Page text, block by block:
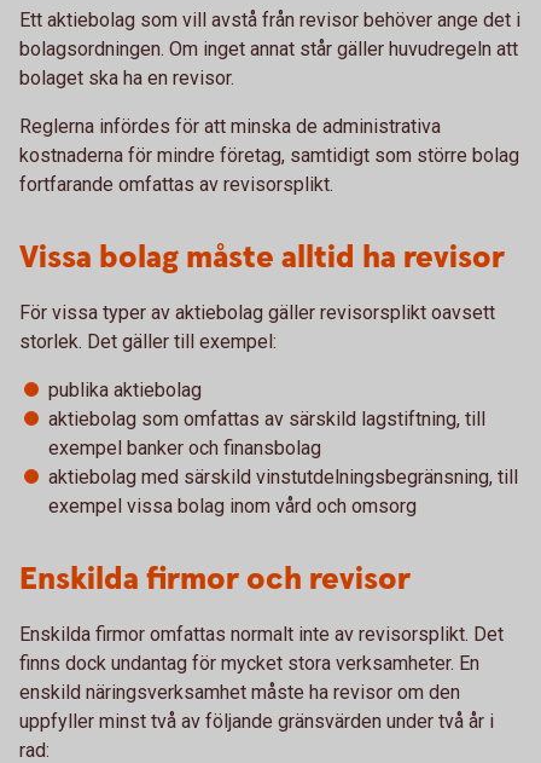
Ett aktiebolag som vill avstå från revisor behöver ange det i
bolagsordningen. Om inget annat står gäller huvudregeln att
bolaget ska ha en revisor.
Reglerna infördes för att minska de administrativa
kostnaderna för mindre företag, samtidigt som större bolag
fortfarande omfattas av revisorsplikt.
Vissa bolag måste alltid ha revisor
För vissa typer av aktiebolag gäller revisorsplikt oavsett
storlek. Det gäller till exempel:
publika aktiebolag
aktiebolag som omfattas av särskild lagstiftning, till
exempel banker och finansbolag
aktiebolag med särskild vinstutdelningsbegränsning, till
exempel vissa bolag inom vård och omsorg
Enskilda firmor och revisor
Enskilda firmor omfattas normalt inte av revisorsplikt. Det
finns dock undantag för mycket stora verksamheter. En
enskild näringsverksamhet måste ha revisor om den
uppfyller minst två av följande gränsvärden under två år i
rad: